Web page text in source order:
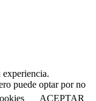
puede optar por no
ACEPTAR